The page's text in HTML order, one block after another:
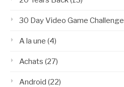
30 Day Video Game Challenge
A la une (4)
Achats (27)
Android (22)